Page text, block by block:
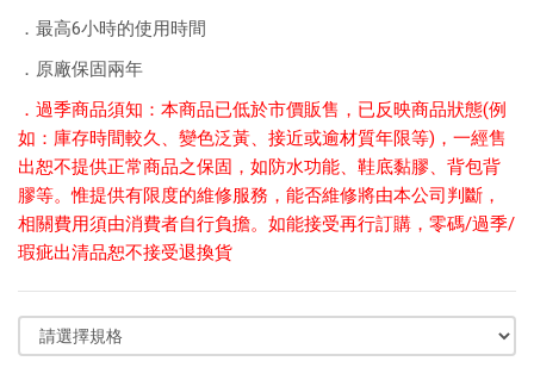
．最高6小時的使用時間
．原廠保固兩年
． 過季商品須知：本商品已低於市價販售，已反映商品狀態(例
如：庫存時間較久、變色泛黃、接近或逾材質年限等)，一經售
出恕不提供正常商品之保固，如防水功能、鞋底黏膠、背包背
膠等。惟提供有限度的維修服務，能否維修將由本公司判斷，
相關費用須由消費者自行負擔。如能接受再行訂購，零碼/過季/
瑕疵出清品恕不接受退換貨